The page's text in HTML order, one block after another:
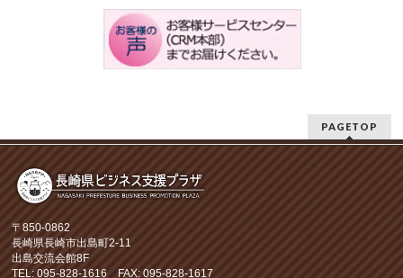
PAGETOP
〒850-0862
長崎県長崎市出島町2-11
出島交流会館8F
TEL: 095-828-1616 FAX: 095-828-1617